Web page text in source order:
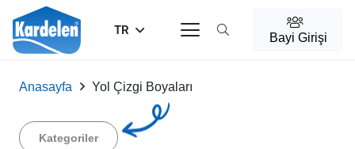
TR
Bayi Girişi
Anasayfa Yol Çizgi Boyaları
Kategoriler